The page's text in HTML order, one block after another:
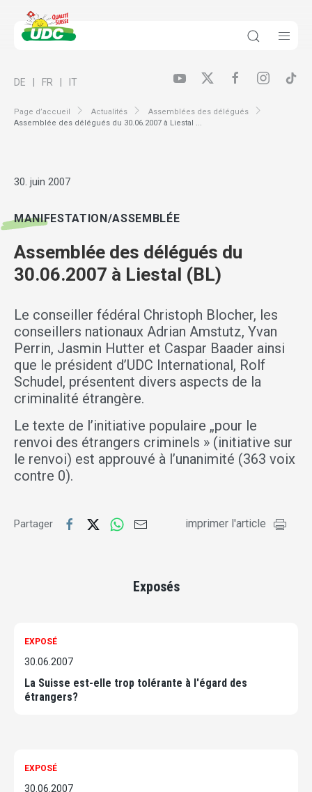
Page d’accueil Actualités
Assemblées des délégués
Assemblée des délégués du 30.06.2007 à Liestal ...
DE FR IT
30. juin 2007
MANIFESTATION/ASSEMBLÉE
Assemblée des délégués du
30.06.2007 à Liestal (BL)
Le conseiller fédéral Christoph Blocher, les
conseillers nationaux Adrian Amstutz, Yvan
Perrin, Jasmin Hutter et Caspar Baader ainsi
que le président d’UDC International, Rolf
Schudel, présentent divers aspects de la
criminalité étrangère.
Le texte de l’initiative populaire „pour le
renvoi des étrangers criminels » (initiative sur
le renvoi) est approuvé à l’unanimité (363 voix
contre 0).
Partager imprimer l'article
Exposés
EXPOSÉ
30.06.2007
La Suisse est-elle trop tolérante à l'égard des
étrangers?
EXPOSÉ
30.06.2007